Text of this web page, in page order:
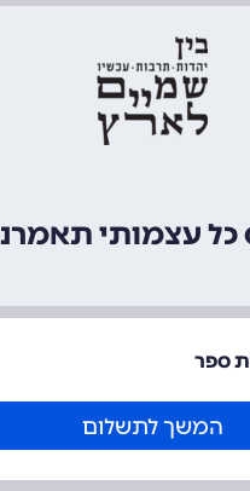
כל עצמותי
ספר
המשך לתשלום